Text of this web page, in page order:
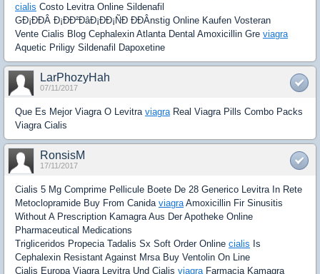
cialis Costo Levitra Online Sildenafil
GÐ¡ÐÐÂ Ð¡ÐÐ²ÐâÐ¡ÐÐ¡ÑÐ ÐÐÂnstig Online Kaufen Vosteran
Vente Cialis Blog Cephalexin Atlanta Dental Amoxicillin Gre viagra
Aquetic Priligy Sildenafil Dapoxetine
LarPhozyHah
07/11/2017
Que Es Mejor Viagra O Levitra viagra Real Viagra Pills Combo Packs
Viagra Cialis
RonsisM
17/11/2017
Cialis 5 Mg Comprime Pellicule Boete De 28 Generico Levitra In Rete
Metoclopramide Buy From Canida viagra Amoxicillin Fir Sinusitis
Without A Prescription Kamagra Aus Der Apotheke Online
Pharmaceutical Medications
Trigliceridos Propecia Tadalis Sx Soft Order Online cialis Is
Cephalexin Resistant Against Mrsa Buy Ventolin On Line
Cialis Europa Viagra Levitra Und Cialis viagra Farmacia Kamagra